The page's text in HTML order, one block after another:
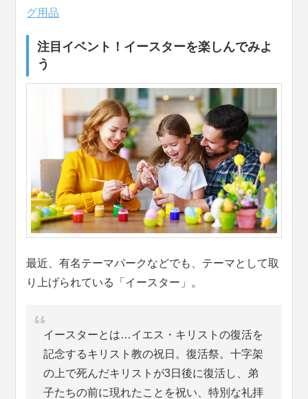
グ用品
注目イベント！イースターを楽しんでみよ
う
最近、有名テーマパークなどでも、テーマとして取
り上げられている「イースター」。
イースターとは…イエス・キリストの復活を
記念するキリスト教の祝日。復活祭。十字架
の上で死んだキリストが3日後に復活し、弟
子たちの前に現れたことを祝い、特別な礼拝